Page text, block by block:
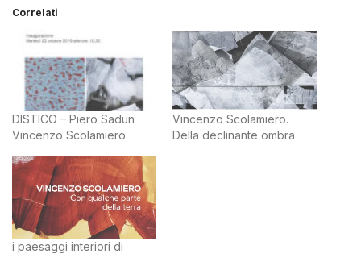
Correlati
DISTICO – Piero Sadun
Vincenzo Scolamiero
Vincenzo Scolamiero.
Della declinante ombra
i paesaggi interiori di